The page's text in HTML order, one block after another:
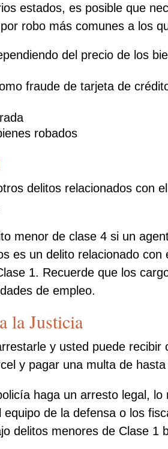
estados, es posible que
robo más comunes a los
del precio de los
fraude de tarjeta de
robados
delitos relacionados con
menor de clase 4 si un
es un delito relacionado
1. Recuerde que los
de empleo.
la Justicia
y usted puede
y pagar una multa de
haga un arresto legal,
de la defensa o los
delitos menores de Clase 1